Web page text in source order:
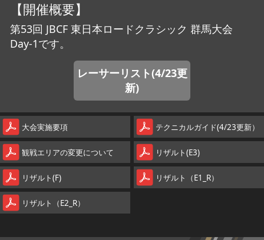
【開催概要】
第53回 JBCF 東日本ロードクラシック 群馬大会
Day-1です。
レーサーリスト(4/23更
新)
大会実施要項 テクニカルガイド(4/23更新）
観戦エリアの変更について リザルト(E3)
リザルト(F) リザルト（E1_R）
リザルト（E2_R）